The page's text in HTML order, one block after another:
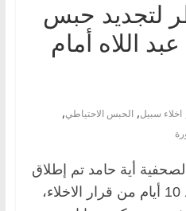
لتجديد حبس
اللاه أمام
اخلاء سبيل, الحبس الاحتياطي,
أية حامد تم إطلاق
سراحها أمس الجمعة بعد 10 أيام من قرار الاخلاء،